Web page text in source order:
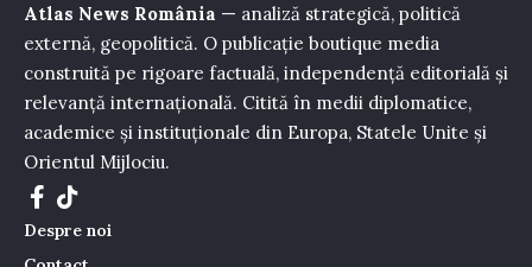
Atlas News România — analiză strategică, politică
externă, geopolitică. O publicație boutique media
construită pe rigoare factuală, independență editorială și
relevanță internațională. Citită în medii diplomatice,
academice și instituționale din Europa, Statele Unite și
Orientul Mijlociu.
Despre noi